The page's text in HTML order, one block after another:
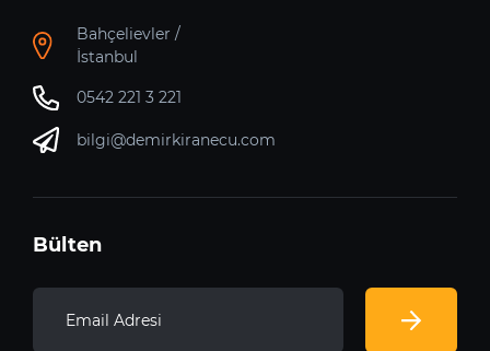
Bahçelievler /
İstanbul
0542 221 3 221
bilgi@demirkiranecu.com
Bülten